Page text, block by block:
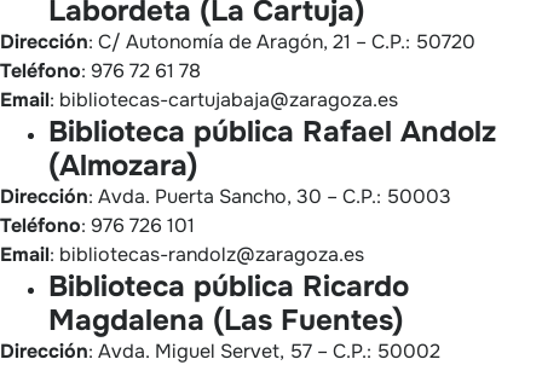
Labordeta (La Cartuja)
Dirección: C/ Autonomía de Aragón, 21 – C.P.: 50720
Teléfono: 976 72 61 78
Email: bibliotecas-cartujabaja@zaragoza.es
Biblioteca pública Rafael Andolz
(Almozara)
Dirección: Avda. Puerta Sancho, 30 – C.P.: 50003
Teléfono: 976 726 101
Email: bibliotecas-randolz@zaragoza.es
Biblioteca pública Ricardo
Magdalena (Las Fuentes)
Dirección: Avda. Miguel Servet, 57 – C.P.: 50002